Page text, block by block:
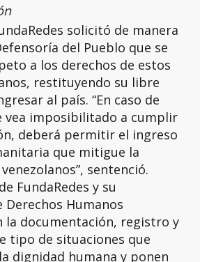
solicitó de manera
del Pueblo que se
a los derechos de estos
restituyendo su libre
al país. “En caso de
vea imposibilitado a cumplir
deberá permitir el ingreso
que mitigue la
sentenció.
FundaRedes y su
Humanos
la documentación, registro y
tipo de situaciones que
dignidad humana y ponen